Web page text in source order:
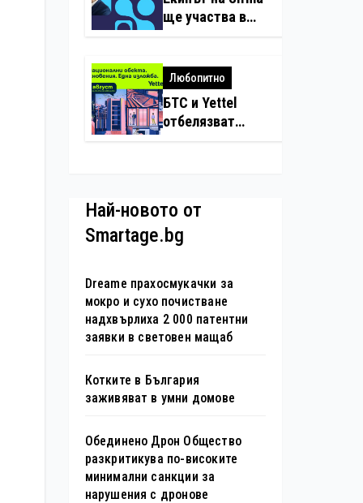
нарушения с
дронове
ще участва в
създаването на
стандарти за
навлизане на
изкуствен
интелект в
Любопитно
БТС и Yettel
отбелязват
национални
туристически
изложба в София
Най-новото от
Smartage.bg
Dreame прахосмукачки за
мокро и сухо почистване
надхвърлиха 2 000 патентни
заявки в световен мащаб
Котките в България
заживяват в умни домове
Обединено Дрон Общество
разкритикува по-високите
минимални санкции за
нарушения с дронове